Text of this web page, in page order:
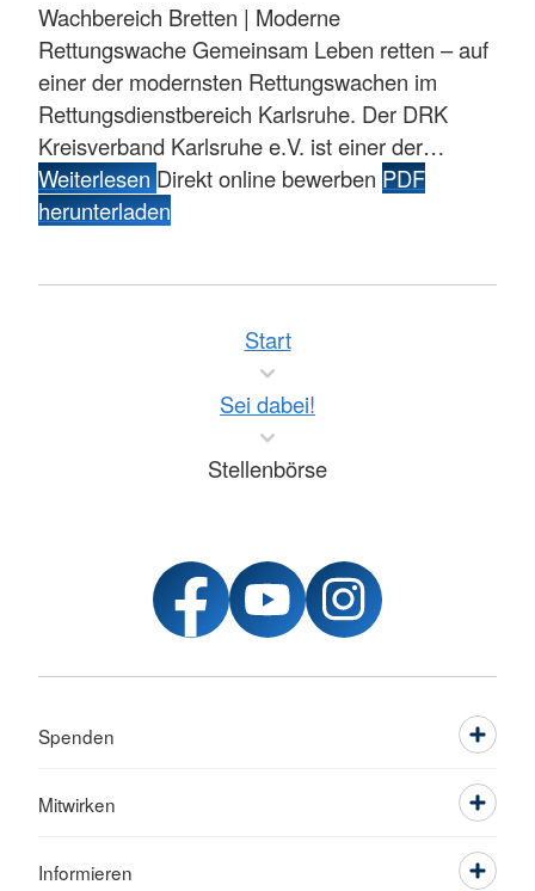
Wachbereich Bretten | Moderne
Rettungswache Gemeinsam Leben retten – auf
einer der modernsten Rettungswachen im
Rettungsdienstbereich Karlsruhe. Der DRK
Kreisverband Karlsruhe e.V. ist einer der…
WeiterlesenDirekt online bewerben PDF
herunterladen
Start
Sei dabei!
Stellenbörse
Spenden
Mitwirken
Informieren